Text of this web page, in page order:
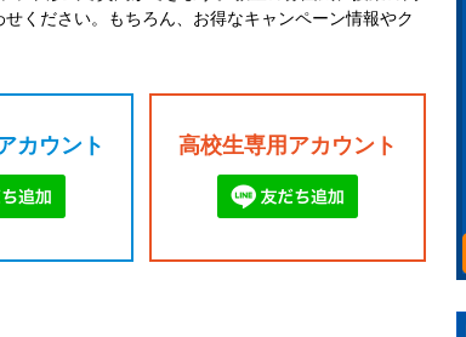
ください。もちろん、お得なキャンペーン情報やク
カウント 高校生専用アカウント